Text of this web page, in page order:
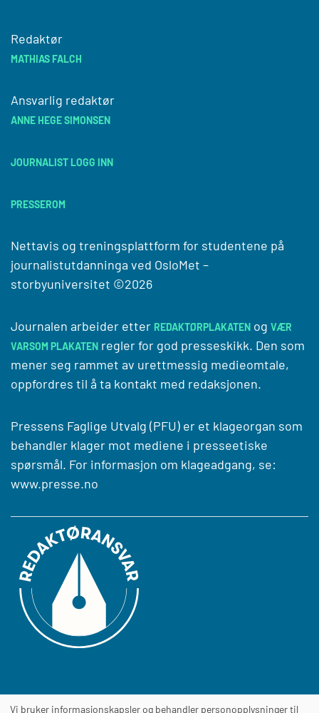
Redaktør
MATHIAS FALCH
Ansvarlig redaktør
ANNE HEGE SIMONSEN
JOURNALIST LOGG INN
PRESSEROM
Nettavis og treningsplattform for studentene på
journalistutdanninga ved OsloMet –
storbyuniversitet ©2026
Journalen arbeider etter REDAKTØRPLAKATEN og VÆR
VARSOM PLAKATEN regler for god presseskikk. Den som
mener seg rammet av urettmessig medieomtale,
oppfordres til å ta kontakt med redaksjonen.
Pressens Faglige Utvalg (PFU) er et klageorgan som
behandler klager mot mediene i presseetiske
spørsmål. For informasjon om klageadgang, se:
www.presse.no
Vi bruker informasjonskapsler og behandler personopplysninger til